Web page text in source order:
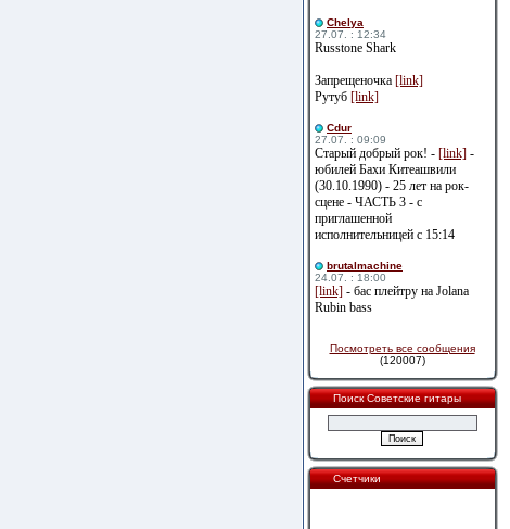
Сhelya
27.07. : 12:34
Russtone Shark
Запрещеночка [link]
Рутуб [link]
Cdur
27.07. : 09:09
Старый добрый рок! - [link] -
юбилей Бахи Китеашвили
(30.10.1990) - 25 лет на рок-
сцене - ЧАСТЬ 3 - с
приглашенной
исполнительницей с 15:14
brutalmachine
24.07. : 18:00
[link] - бас плейтру на Jolana
Rubin bass
Посмотреть все сообщения
(120007)
Поиск Советские гитары
Счетчики